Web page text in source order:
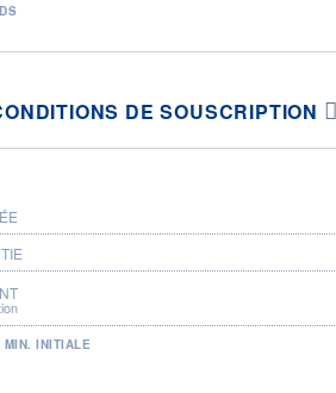
DE SOUSCRIPTION
MIN. INITIALE